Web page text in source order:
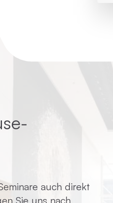
auch direkt
Sie uns nach